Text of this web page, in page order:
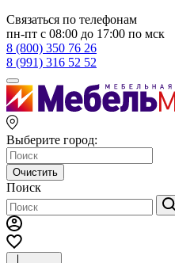
Связаться по телефонам
пн-пт с 08:00 до 17:00 по мск
8 (800) 350 76 26
8 (991) 316 52 52
Выберите город:
Очистить
Поиск